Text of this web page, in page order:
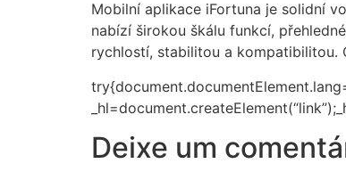
Mobilní aplikace iFortuna je solidní
nabízí širokou škálu funkcí,
rychlostí, stabilitou a kompatibilitou.
Deixe um